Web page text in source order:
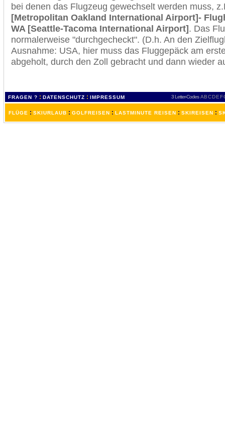
bei denen das Flugzeug gewechselt werden muss,
[Metropolitan Oakland International Airport]-
WA [Seattle-Tacoma International Airport]. Das
normalerweise "durchgecheckt". (D.h. An den
Ausnahme: USA, hier muss das Fluggepäck am
abgeholt, durch den Zoll gebracht und dann wieder
FRAGEN ? : DATENSCHUTZ : IMPRESSUM 3 Letter-Codes ABCDEF
FLÜGE : SKIURLAUB : GOLFREISEN : LASTMINUTE REISEN : SKIREISEN :